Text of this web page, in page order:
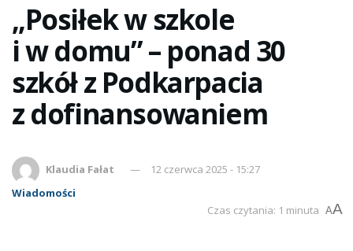
„Posiłek w szkole
i w domu” – ponad 30
szkół z Podkarpacia
z dofinansowaniem
Klaudia Fałat
12 czerwca 2025 - 15:27
Wiadomości
Czas czytania: 1 minuta AA